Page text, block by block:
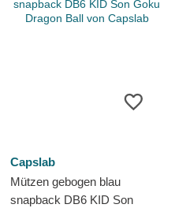
Capslab
Mützen gebogen blau
snapback DB6 KID Son